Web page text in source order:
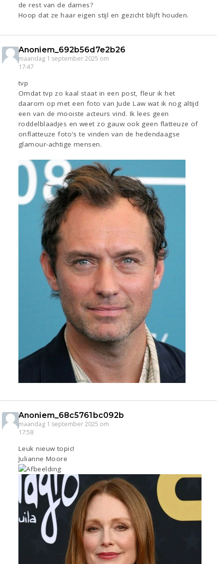
de rest van de dames?
Hoop dat ze haar eigen stijl en gezicht blijft houden.
Anoniem_692b56d7e2b26
maandag 1 september 2025 om
17:47
tvp
Omdat tvp zo kaal staat in een post, fleur ik het
daarom op met een foto van Jude Law wat ik nog altijd
een van de mooiste acteurs vind. Ik lees geen
roddelblaadjes en weet zo gauw ook geen flatteuze of
onflatteuze foto's te vinden van de hedendaagse
glamour-achtige mensen.
Anoniem_68c5761bc092b
maandag 1 september 2025 om
17:58
Leuk nieuw topic!
Julianne Moore